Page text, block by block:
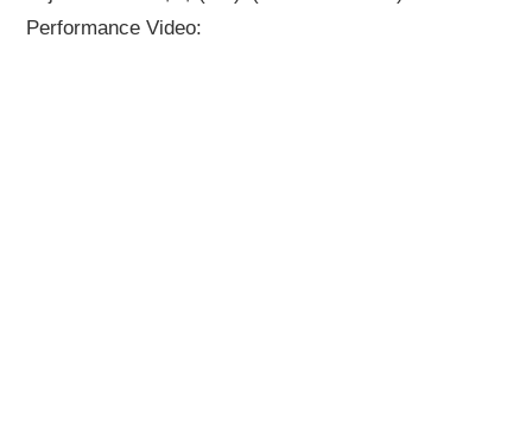
Performance Video: